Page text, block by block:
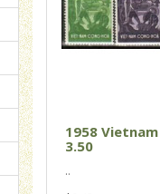
1958
3.50
..